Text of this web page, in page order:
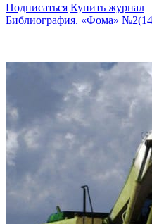
Подписаться Купить журнал
Библиография. «Фома»